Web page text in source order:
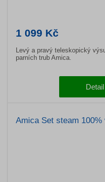
1 099 Kč
Levý a pravý teleskopický
parních trub Amica.
Amica Set steam